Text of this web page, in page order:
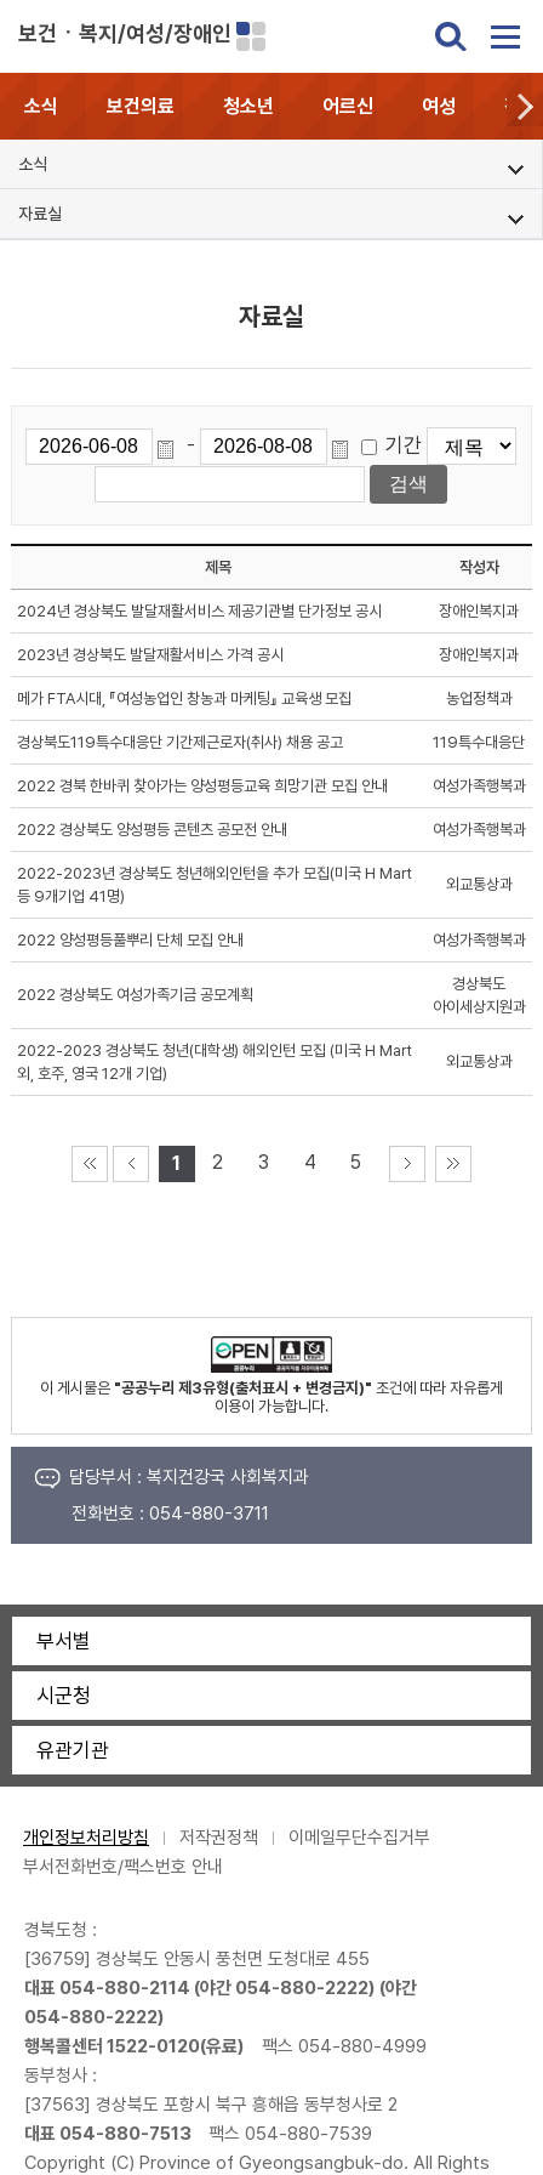
보건ㆍ복지/여성/장애인
소식 보건의료 청소년 어르신 여성 장애
소식
자료실
자료실
- 기간
제목 작성자
2024년 경상북도 발달재활서비스 제공기관별 단가정보 공시 장애인복지과
2023년 경상북도 발달재활서비스 가격 공시 장애인복지과
메가 FTA시대, 『여성농업인 창농과 마케팅』 교육생 모집 농업정책과
경상북도119특수대응단 기간제근로자(취사) 채용 공고 119특수대응단
2022 경북 한바퀴 찾아가는 양성평등교육 희망기관 모집 안내 여성가족행복과
2022 경상북도 양성평등 콘텐츠 공모전 안내 여성가족행복과
2022-2023년 경상북도 청년해외인턴을 추가 모집(미국 H Mart
등 9개기업 41명)
외교통상과
2022 양성평등풀뿌리 단체 모집 안내 여성가족행복과
2022 경상북도 여성가족기금 공모계획
경상북도
아이세상지원과
2022-2023 경상북도 청년(대학생) 해외인턴 모집 (미국 H Mart
외, 호주, 영국 12개 기업)
외교통상과
1 2 3 4 5
이 게시물은 "공공누리 제3유형(출처표시 + 변경금지)" 조건에 따라 자유롭게
이용이 가능합니다.
담당부서 : 복지건강국 사회복지과
전화번호 : 054-880-3711
부서별
시군청
유관기관
개인정보처리방침 저작권정책
이메일무단수집거부
부서전화번호/팩스번호 안내
경북도청 :
[36759] 경상북도 안동시 풍천면 도청대로 455
대표 054-880-2114 (야간 054-880-2222) (야간
054-880-2222)
행복콜센터 1522-0120(유료)
팩스 054-880-4999
동부청사 :
[37563] 경상북도 포항시 북구 흥해읍 동부청사로 2
대표 054-880-7513
팩스 054-880-7539
Copyright (C) Province of Gyeongsangbuk-do. All Rights